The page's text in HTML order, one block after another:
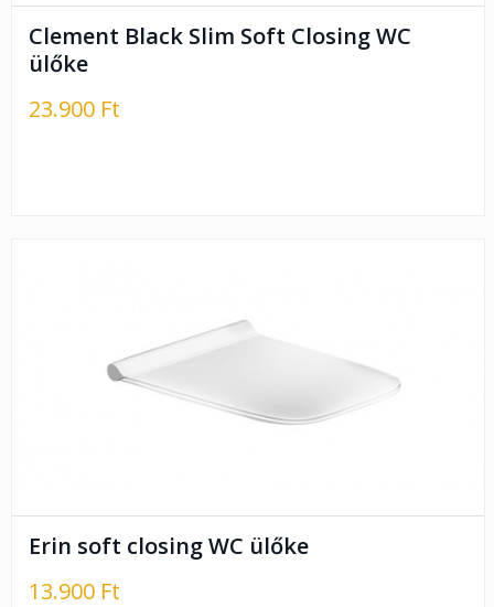
Clement Black Slim Soft Closing WC
ülőke
23.900 Ft
Erin soft closing WC ülőke
13.900 Ft